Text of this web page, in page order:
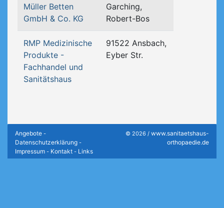
Müller Betten
GmbH & Co. KG
Garching,
Robert-Bos
RMP Medizinische
Produkte -
Fachhandel und
Sanitätshaus
91522 Ansbach,
Eyber Str.
Angebote -
Datenschutzerklärung -
Impressum - Kontakt - Links
© 2026 / www.sanitaetshaus-
orthopaedie.de